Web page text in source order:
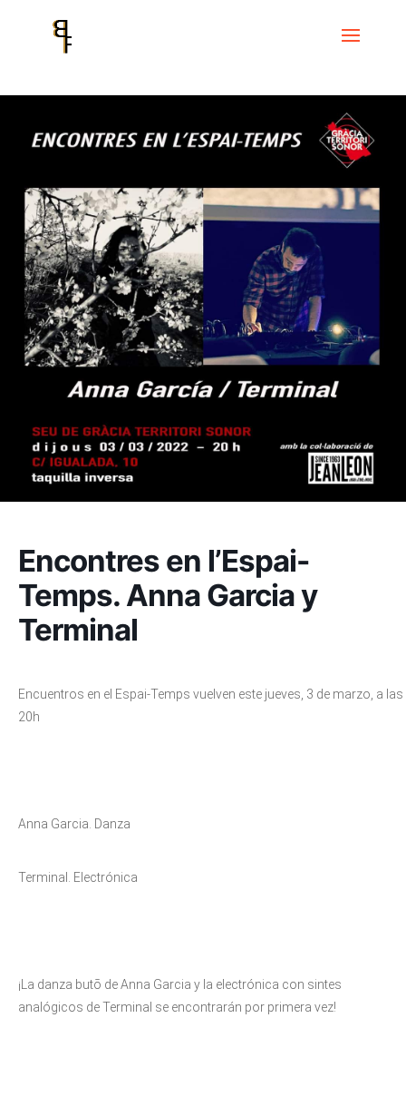
Encontres en l’Espai-
Temps. Anna Garcia y Terminal
Encontres en l’Espai-
Temps. Anna Garcia y
Terminal
Encuentros en el Espai-Temps vuelven este jueves, 3 de marzo, a las
20h
Anna Garcia. Danza
Terminal. Electrónica
¡La danza butō de Anna Garcia y la electrónica con sintes
analógicos de Terminal se encontrarán por primera vez!